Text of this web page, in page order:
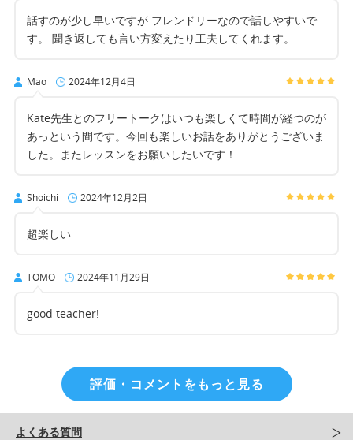
話すのが少し早いですが フレンドリーなので話しやすいで
す。 聞き返しても言い方変えたり工夫してくれます。
Mao 2024年12月4日
Kate先生とのフリートークはいつも楽しくて時間が経つのが
あっという間です。今回も楽しいお話をありがとうございま
した。またレッスンをお願いしたいです！
Shoichi 2024年12月2日
超楽しい
TOMO 2024年11月29日
good teacher!
評価・コメントをもっと見る
よくある質問